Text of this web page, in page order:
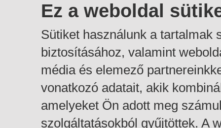
Ez a weboldal
Sütiket használunk a tartalmak
biztosításához, valamint
média és elemező
vonatkozó adatait, akik
amelyeket Ön adott meg
szolgáltatásokból gyűjtöttek. A